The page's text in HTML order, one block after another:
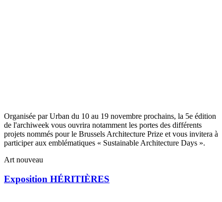
Organisée par Urban du 10 au 19 novembre prochains, la 5e édition
de l'archiweek vous ouvrira notamment les portes des différents
projets nommés pour le Brussels Architecture Prize et vous invitera à
participer aux emblématiques « Sustainable Architecture Days ».
Art nouveau
Exposition HÉRITIÈRES